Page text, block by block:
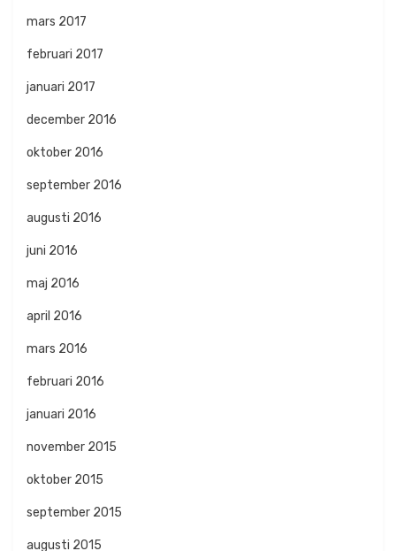
mars 2017
februari 2017
januari 2017
december 2016
oktober 2016
september 2016
augusti 2016
juni 2016
maj 2016
april 2016
mars 2016
februari 2016
januari 2016
november 2015
oktober 2015
september 2015
augusti 2015